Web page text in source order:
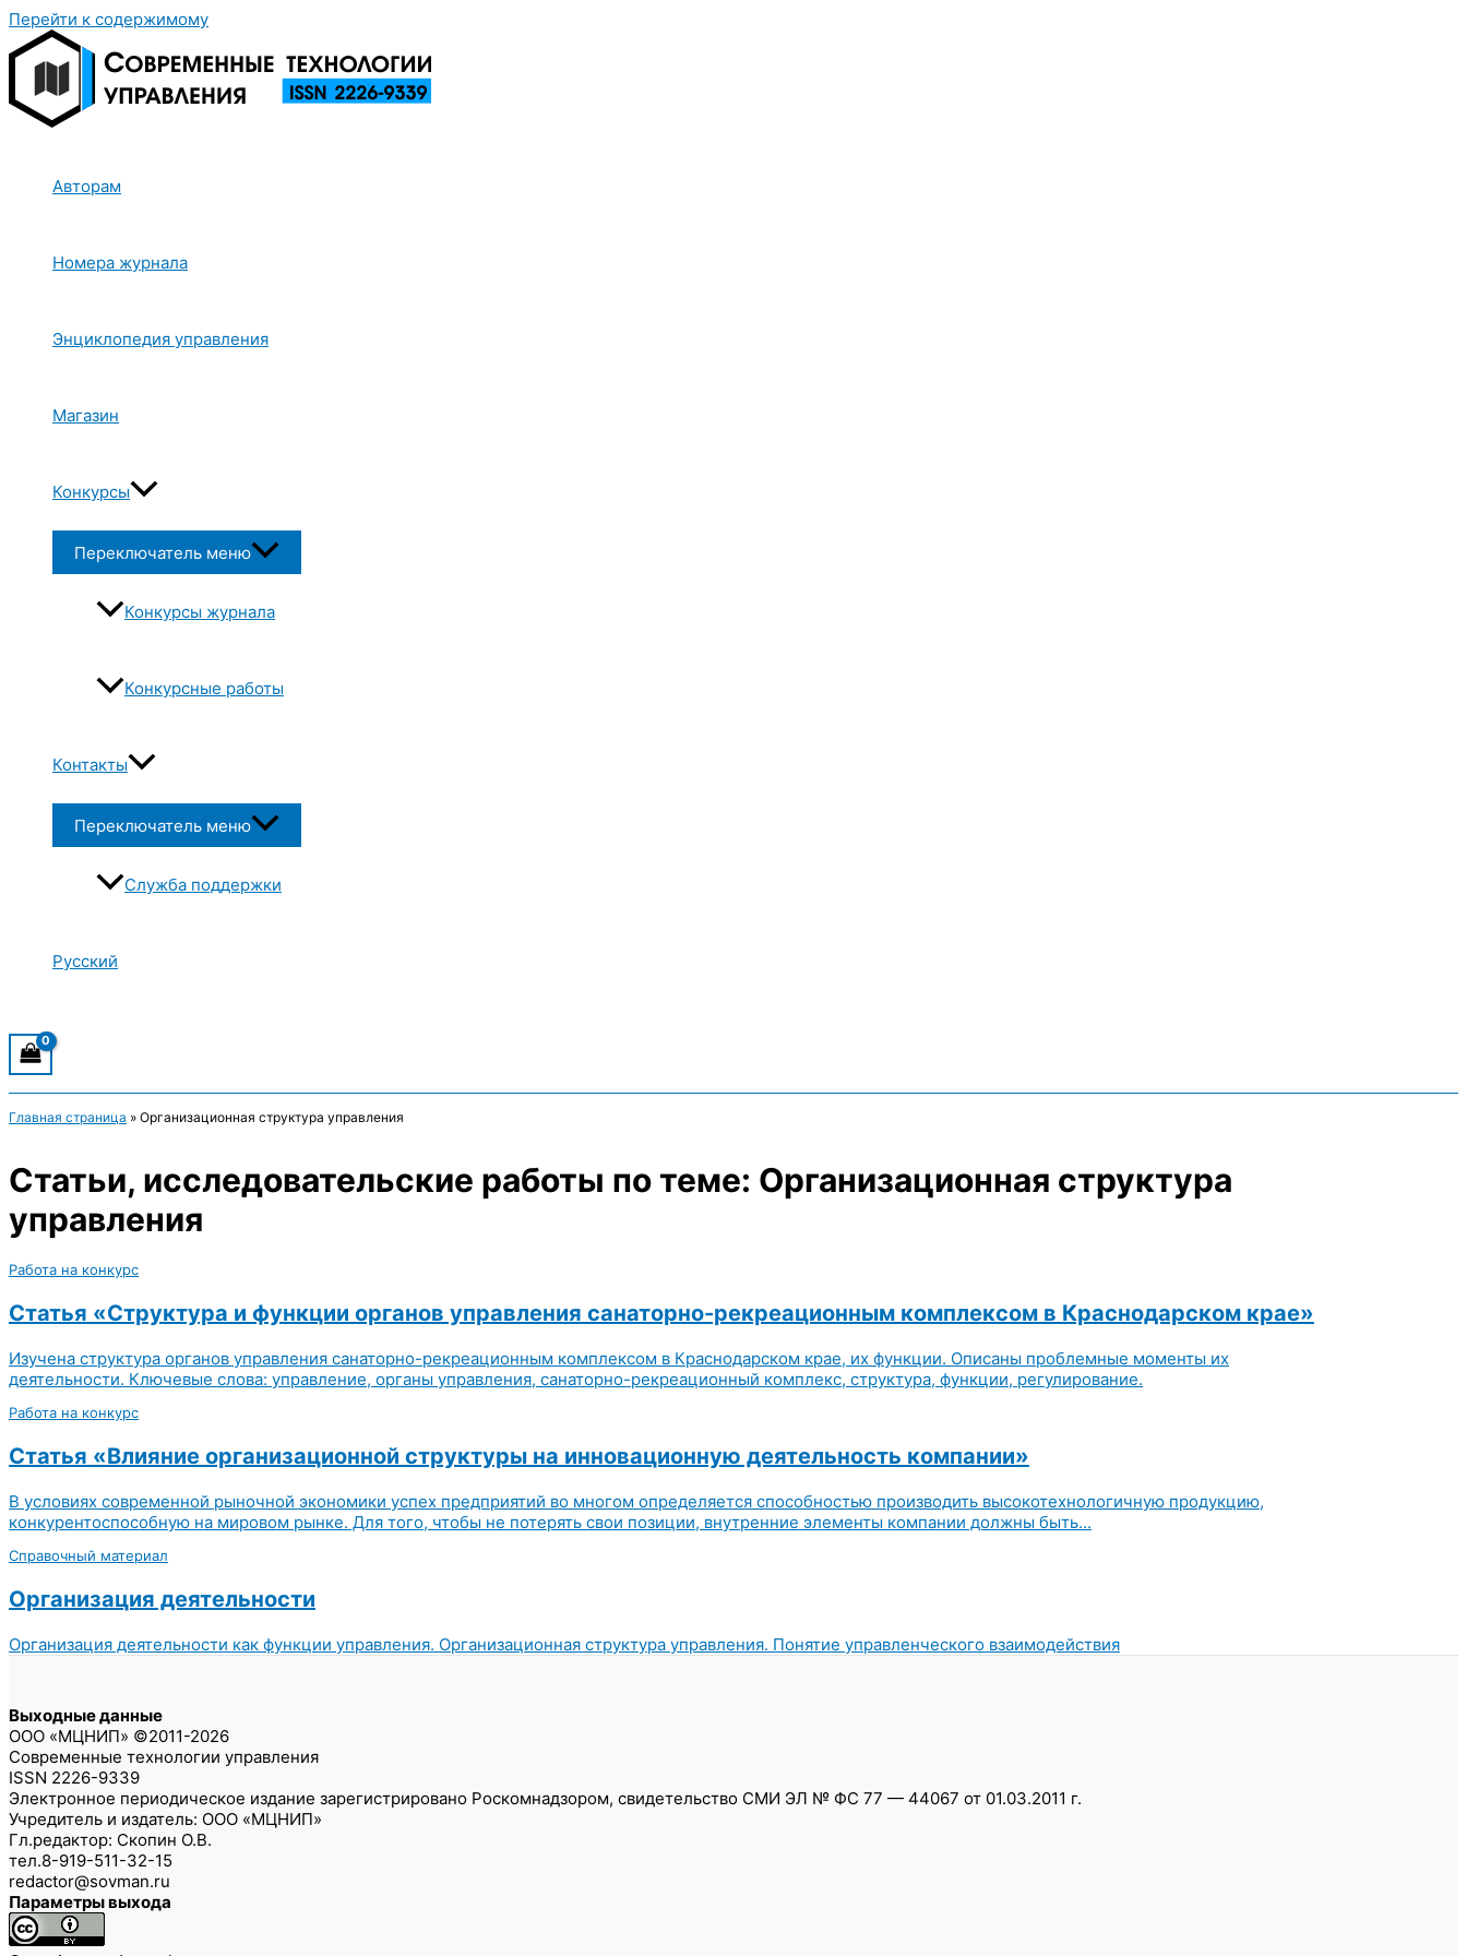
Перейти к содержимому
Авторам
Номера журнала
Энциклопедия управления
Магазин
Конкурсы
Переключатель меню
Конкурсы журнала
Конкурсные работы
Контакты
Переключатель меню
Служба поддержки
Русский
Главная страница » Организационная структура управления
Статьи, исследовательские работы по теме: Организационная структура
управления
Работа на конкурс
Статья «Структура и функции органов управления санаторно-рекреационным комплексом в Краснодарском крае»
Изучена структура органов управления санаторно-рекреационным комплексом в Краснодарском крае, их функции. Описаны проблемные моменты их
деятельности. Ключевые слова: управление, органы управления, санаторно-рекреационный комплекс, структура, функции, регулирование.
Работа на конкурс
Статья «Влияние организационной структуры на инновационную деятельность компании»
В условиях современной рыночной экономики успех предприятий во многом определяется способностью производить высокотехнологичную продукцию,
конкурентоспособную на мировом рынке. Для того, чтобы не потерять свои позиции, внутренние элементы компании должны быть...
Справочный материал
Организация деятельности
Организация деятельности как функции управления. Организационная структура управления. Понятие управленческого взаимодействия
Выходные данные
ООО «МЦНИП» ©2011-2026
Современные технологии управления
ISSN 2226-9339
Электронное периодическое издание зарегистрировано Роскомнадзором, свидетельство СМИ ЭЛ № ФС 77 — 44067 от 01.03.2011 г.
Учредитель и издатель: ООО «МЦНИП»
Гл.редактор: Скопин О.В.
тел.8-919-511-32-15
redactor@sovman.ru
Параметры выхода